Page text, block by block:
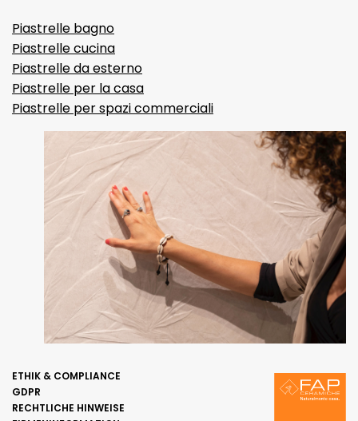
Piastrelle bagno
Piastrelle cucina
Piastrelle da esterno
Piastrelle per la casa
Piastrelle per spazi commerciali
ETHIK & COMPLIANCE
GDPR
RECHTLICHE HINWEISE